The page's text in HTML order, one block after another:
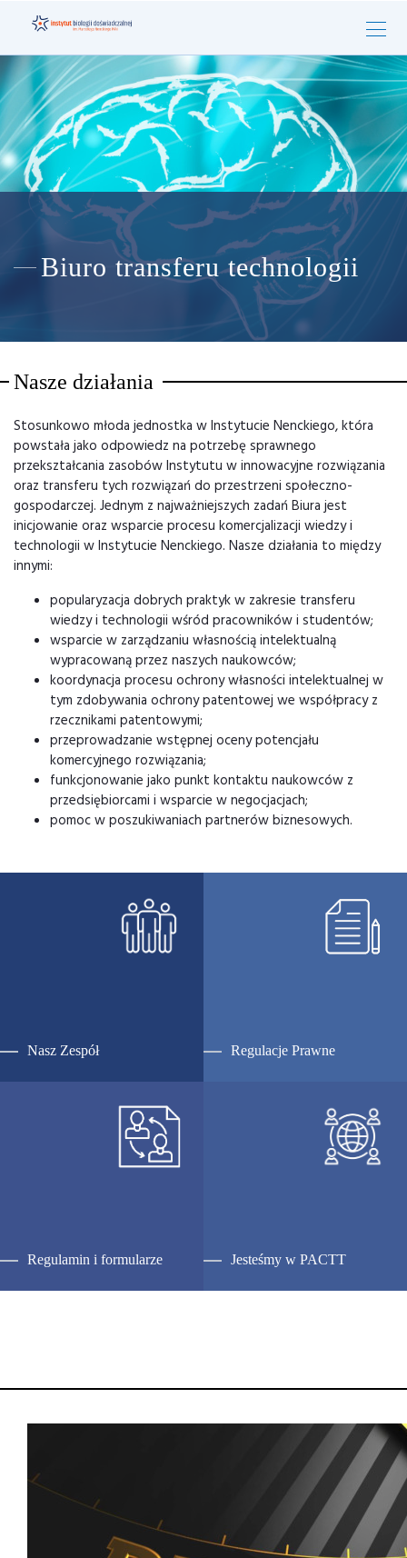
Biuro transferu technologii
Nasze działania
Stosunkowo młoda jednostka w Instytucie Nenckiego, która
powstała jako odpowiedz na potrzebę sprawnego
przekształcania zasobów Instytutu w innowacyjne rozwiązania
oraz transferu tych rozwiązań do przestrzeni społeczno-
gospodarczej. Jednym z najważniejszych zadań Biura jest
inicjowanie oraz wsparcie procesu komercjalizacji wiedzy i
technologii w Instytucie Nenckiego. Nasze działania to między
innymi:
popularyzacja dobrych praktyk w zakresie transferu
wiedzy i technologii wśród pracowników i studentów;
wsparcie w zarządzaniu własnością intelektualną
wypracowaną przez naszych naukowców;
koordynacja procesu ochrony własności intelektualnej w
tym zdobywania ochrony patentowej we współpracy z
rzecznikami patentowymi;
przeprowadzanie wstępnej oceny potencjału
komercyjnego rozwiązania;
funkcjonowanie jako punkt kontaktu naukowców z
przedsiębiorcami i wsparcie w negocjacjach;
pomoc w poszukiwaniach partnerów biznesowych.
Nasz Zespół Regulacje Prawne
Regulamin i formularze Jesteśmy w PACTT